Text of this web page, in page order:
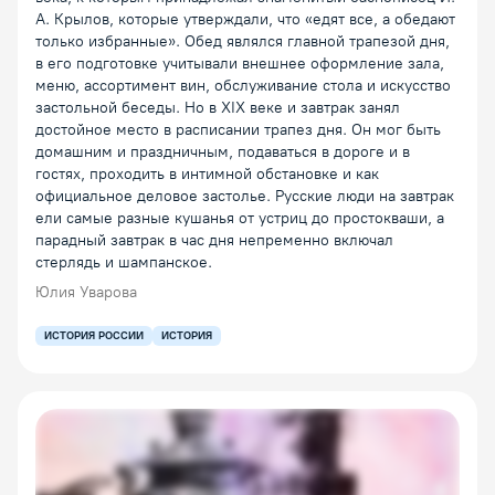
А. Крылов, которые утверждали, что «едят все, а обедают
только избранные». Обед являлся главной трапезой дня,
в его подготовке учитывали внешнее оформление зала,
меню, ассортимент вин, обслуживание стола и искусство
застольной беседы. Но в XIX веке и завтрак занял
достойное место в расписании трапез дня. Он мог быть
домашним и праздничным, подаваться в дороге и в
гостях, проходить в интимной обстановке и как
официальное деловое застолье. Русские люди на завтрак
ели самые разные кушанья от устриц до простокваши, а
парадный завтрак в час дня непременно включал
стерлядь и шампанское.
Юлия Уварова
ИСТОРИЯ РОССИИ ИСТОРИЯ